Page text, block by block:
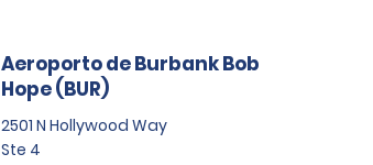
Aeroporto de Burbank Bob
Hope (BUR)
2501 N Hollywood Way
Ste 4